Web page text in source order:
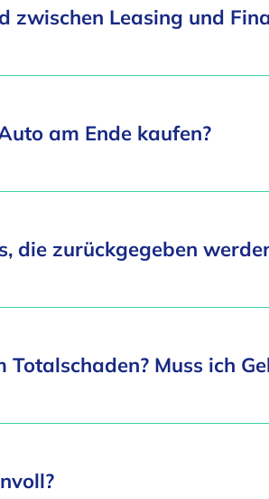
zwischen Leasing und
am Ende kaufen?
die zurückgegeben
Muss ich